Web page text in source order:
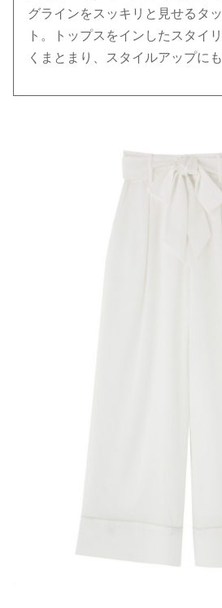
グラインをスッキリと見せるタ
ト。トップスをインしたスタイ
くまとまり、スタイルアップに